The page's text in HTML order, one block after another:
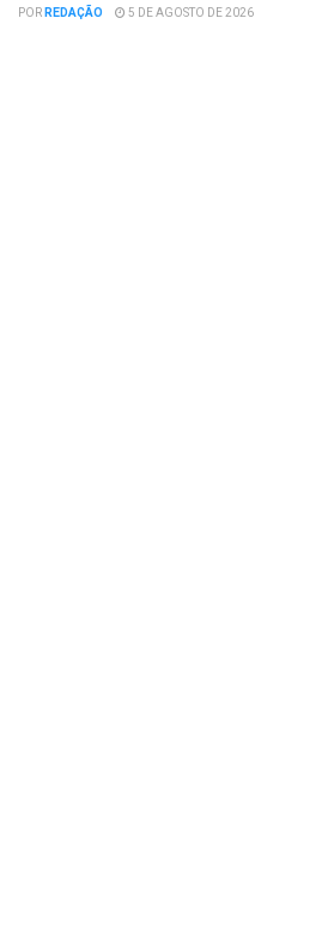
PORREDAÇÃO 5 DE AGOSTO DE 2026